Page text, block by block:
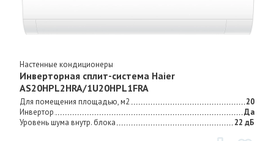
Настенные кондиционеры
Инверторная сплит-система Haier
AS20HPL2HRA/1U20HPL1FRA
Для помещения площадью, м2
20
Инвертор
Да
Уровень шума внутр. блока
22 дБ